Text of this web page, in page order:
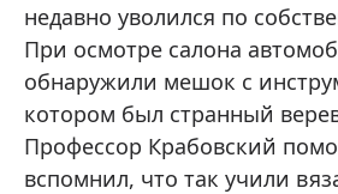
недавно уволился по
При осмотре салона
обнаружили мешок с
котором был странный
Профессор Крабовский
вспомнил, что так учили